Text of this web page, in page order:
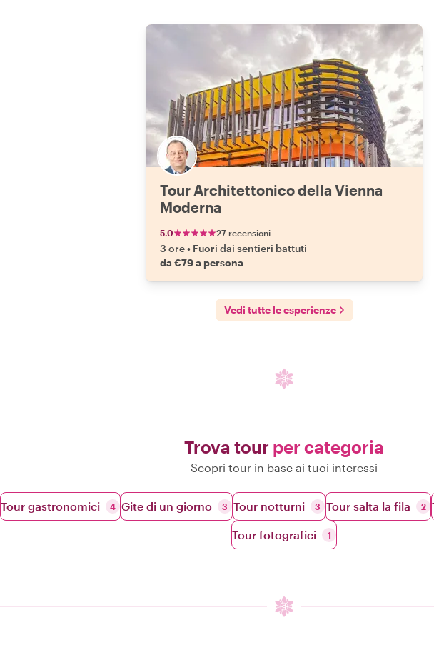
Tour Architettonico della Vienna
Moderna
5.0 27 recensioni
3 ore• Fuori dai sentieri battuti
da €79 a persona
Vedi tutte le esperienze
Trova tour per categoria
Scopri tour in base ai tuoi interessi
Tour gastronomici 4 Gite di un giorno 3 Tour notturni 3 Tour salta la fila 2
Tour fotografici 1